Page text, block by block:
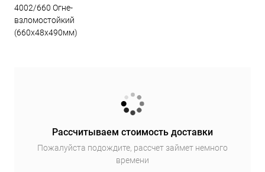
4002/660 Огне-
взломостойкий
(660х48х490мм)
Рассчитываем стоимость доставки
Пожалуйста подождите, рассчет займет немного
времени